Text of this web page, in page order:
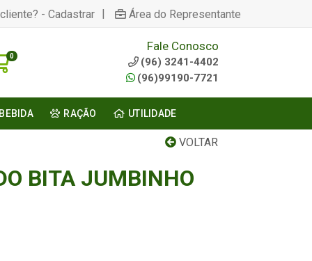
- Cadastrar | Área do Representante
0
Fale Conosco
(96) 3241-4402
(96)99190-7721
BEBIDA RAÇÃO UTILIDADE
VOLTAR
BITA JUMBINHO